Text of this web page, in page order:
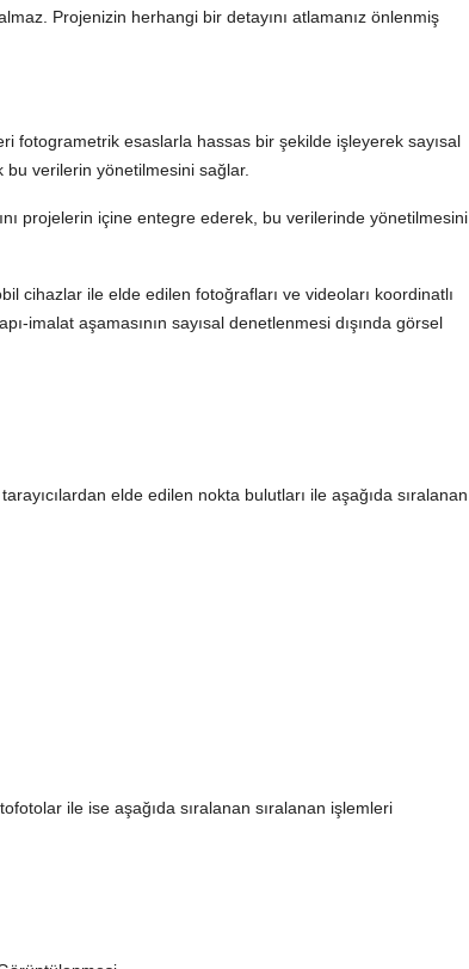
Projenizin herhangi bir detayını atlamanız önlenmiş
fotogrametrik esaslarla hassas bir şekilde işleyerek sayısal
verilerin yönetilmesini sağlar.
projelerin içine entegre ederek, bu verilerinde yönetilmesini
cihazlar ile elde edilen fotoğrafları ve videoları koordinatlı
imalat aşamasının sayısal denetlenmesi dışında görsel
elde edilen nokta bulutları ile aşağıda sıralanan
ile ise aşağıda sıralanan sıralanan işlemleri